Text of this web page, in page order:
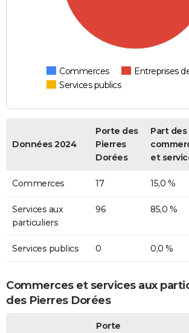
Commerces
Entreprises
Services publics
Données 2024
Porte des
Pierres
Dorées
Part des
et
Commerces 17 15,0 %
Services aux
particuliers
96 85,0 %
Services publics 0 0,0 %
Commerces et services aux
des Pierres Dorées
Porte